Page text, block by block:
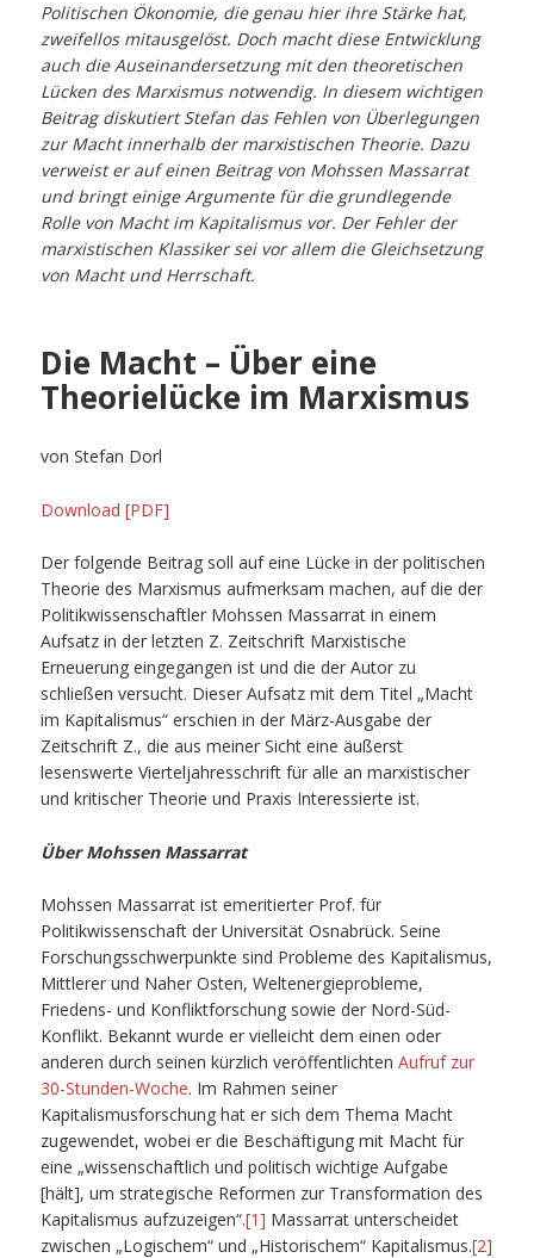
Politischen Ökonomie, die genau hier ihre Stärke hat,
zweifellos mitausgelöst. Doch macht diese Entwicklung
auch die Auseinandersetzung mit den theoretischen
Lücken des Marxismus notwendig. In diesem wichtigen
Beitrag diskutiert Stefan das Fehlen von Überlegungen
zur Macht innerhalb der marxistischen Theorie. Dazu
verweist er auf einen Beitrag von Mohssen Massarrat
und bringt einige Argumente für die grundlegende
Rolle von Macht im Kapitalismus vor. Der Fehler der
marxistischen Klassiker sei vor allem die Gleichsetzung
von Macht und Herrschaft.
Die Macht – Über eine
Theorielücke im Marxismus
von Stefan Dorl
Download [PDF]
Der folgende Beitrag soll auf eine Lücke in der politischen
Theorie des Marxismus aufmerksam machen, auf die der
Politikwissenschaftler Mohssen Massarrat in einem
Aufsatz in der letzten Z. Zeitschrift Marxistische
Erneuerung eingegangen ist und die der Autor zu
schließen versucht. Dieser Aufsatzmit dem Titel „Macht
im Kapitalismus“ erschien in der März-Ausgabe der
Zeitschrift Z., die aus meiner Sicht eine äußerst
lesenswerte Vierteljahresschrift für alle an marxistischer
und kritischer Theorie und Praxis Interessierte ist.
Über Mohssen Massarrat
Mohssen Massarrat ist emeritierter Prof. für
Politikwissenschaft der Universität Osnabrück. Seine
Forschungsschwerpunkte sind Probleme des Kapitalismus,
Mittlerer und Naher Osten, Weltenergieprobleme,
Friedens- und Konfliktforschung sowie der Nord-Süd-
Konflikt. Bekannt wurde er vielleicht dem einen oder
anderen durch seinen kürzlich veröffentlichtenAufruf zur
30-Stunden-Woche. Im Rahmen seiner
Kapitalismusforschung hat er sich dem Thema Macht
zugewendet, wobei er die Beschäftigung mit Macht für
eine „wissenschaftlich und politisch wichtige Aufgabe
[hält], um strategische Reformen zur Transformation des
Kapitalismus aufzuzeigen“.[1] Massarrat unterscheidet
zwischen „Logischem“ und „Historischem“ Kapitalismus.[2]